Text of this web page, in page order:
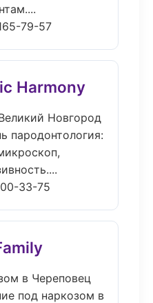
79-57
Harmony
Новгород
пародонтология:
33-75
в Череповец
под наркозом в